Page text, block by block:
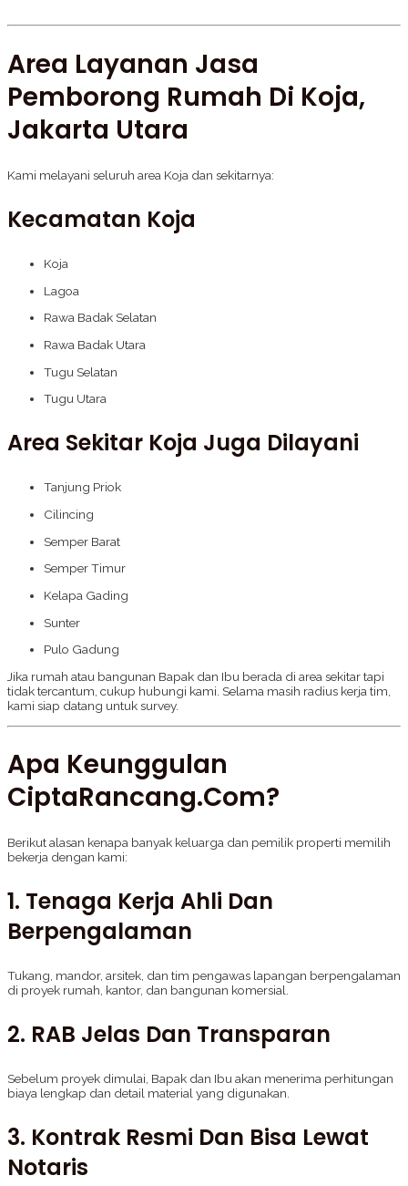
Area Layanan Jasa
Pemborong Rumah Di Koja,
Jakarta Utara
Kami melayani seluruh area Koja dan sekitarnya:
Kecamatan Koja
Koja
Lagoa
Rawa Badak Selatan
Rawa Badak Utara
Tugu Selatan
Tugu Utara
Area Sekitar Koja Juga Dilayani
Tanjung Priok
Cilincing
Semper Barat
Semper Timur
Kelapa Gading
Sunter
Pulo Gadung
Jika rumah atau bangunan Bapak dan Ibu berada di area sekitar tapi
tidak tercantum, cukup hubungi kami. Selama masih radius kerja tim,
kami siap datang untuk survey.
Apa Keunggulan
CiptaRancang.com?
Berikut alasan kenapa banyak keluarga dan pemilik properti memilih
bekerja dengan kami:
1. Tenaga Kerja Ahli Dan
Berpengalaman
Tukang, mandor, arsitek, dan tim pengawas lapangan berpengalaman
di proyek rumah, kantor, dan bangunan komersial.
2. RAB Jelas Dan Transparan
Sebelum proyek dimulai, Bapak dan Ibu akan menerima perhitungan
biaya lengkap dan detail material yang digunakan.
3. Kontrak Resmi Dan Bisa Lewat
Notaris